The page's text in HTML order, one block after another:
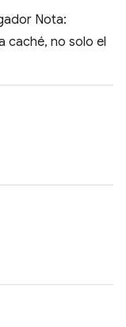
Nota:
caché, no solo el